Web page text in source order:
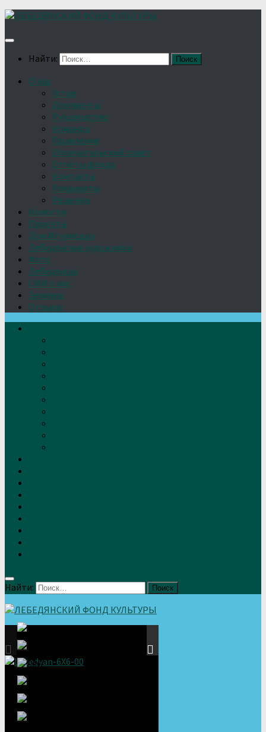
Найти:
О нас
Устав
Документы
Руководство
Команда
Правление
Попечительский совет
Отчёты фонда
Контакты
Реквизиты
Решение
Новости
Проекты
Дом Игумновых
Лебедянские художники
Фото
Лебедянцы
СМИ о нас
Земляки
Отзывы
Найти: